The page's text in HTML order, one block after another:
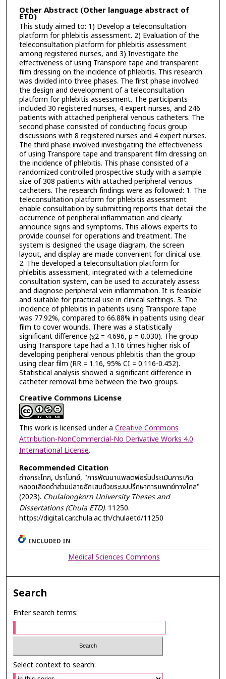
Other Abstract (Other language abstract of
ETD)
This study aimed to: 1) Develop a teleconsultation
platform for phlebitis assessment. 2) Evaluation of the
teleconsultation platform for phlebitis assessment
among registered nurses, and 3) Investigate the
effectiveness of using Transpore tape and transparent
film dressing on the incidence of phlebitis. This research
was divided into three phases. The first phase involved
the design and development of a teleconsultation
platform for phlebitis assessment. The participants
included 30 registered nurses, 4 expert nurses, and 246
patients with attached peripheral venous catheters. The
second phase consisted of conducting focus group
discussions with 8 registered nurses and 4 expert nurses.
The third phase involved investigating the effectiveness
of using Transpore tape and transparent film dressing on
the incidence of phlebitis. This phase consisted of a
randomized controlled prospective study with a sample
size of 308 patients with attached peripheral venous
catheters. The research findings were as followed: 1. The
teleconsultation platform for phlebitis assessment
enable consultation by submitting reports that detail the
occurrence of peripheral inflammation and clearly
announce signs and symptoms. This allows experts to
provide counsel for operations and treatment. The
system is designed the usage diagram, the screen
layout, and display are made convenient for clinical use.
2. The developed a teleconsultation platform for
phlebitis assessment, integrated with a telemedicine
consultation system, can be used to accurately assess
and diagnose peripheral vein inflammation. It is feasible
and suitable for practical use in clinical settings. 3. The
incidence of phlebitis in patients using Transpore tape
was 77.92%, compared to 66.88% in patients using clear
film to cover wounds. There was a statistically
significant difference (χ2 = 4.696, p = 0.030). The group
using Transpore tape had a 1.16 times higher risk of
developing peripheral venous phlebitis than the group
using clear film (RR = 1.16, 95% CI = 0.116-0.452).
Statistical analysis showed a significant difference in
catheter removal time between the two groups.
Creative Commons License
This work is licensed under a Creative Commons
Attribution-NonCommercial-No Derivative Works 4.0
International License.
Recommended Citation
ถ่างกระโทก, ปราโมทย์, "การพัฒนาแพลตฟอร์มประเมินการเกิด
หลอดเลือดดำส่วนปลายอักเสบด้วยระบบปรึกษาการแพทย์ทางไกล"
(2023). Chulalongkorn University Theses and
Dissertations (Chula ETD). 11250.
https://digital.car.chula.ac.th/chulaetd/11250
INCLUDED IN
Medical Sciences Commons
Search
Enter search terms:
Select context to search: